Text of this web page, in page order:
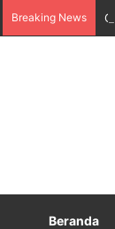
Breaking News
Beranda